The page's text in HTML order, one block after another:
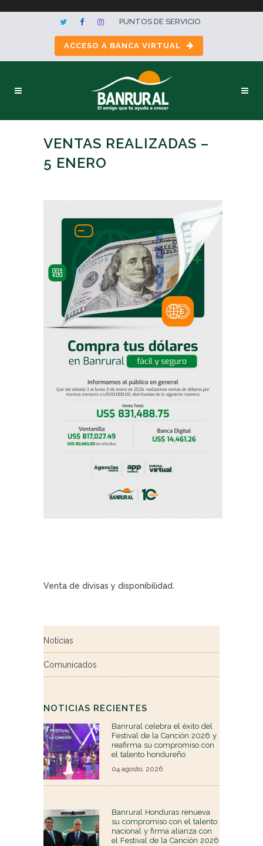
PUNTOS DE SERVICIO
ACCESO A BANCA VIRTUAL
VENTAS REALIZADAS –
5 ENERO
Venta de divisas y disponibilidad.
Noticias
Comunicados
NOTICIAS RECIENTES
Banrural celebra el éxito del
Festival de la Canción 2026 y
reafirma su compromiso con
el talento hondureño
04 agosto, 2026
Banrural Honduras renueva
su compromiso con el talento
nacional y firma alianza con
el Festival de la Canción 2026